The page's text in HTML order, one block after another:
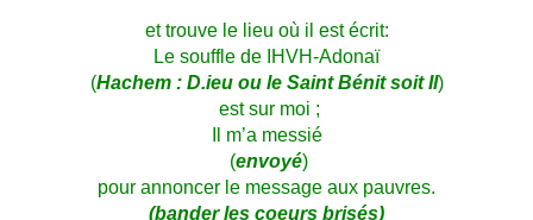
et trouve le lieu où il est écrit:
Le souffle de IHVH-Adonaï
(Hachem : D.ieu ou le Saint Bénit soit Il)
est sur moi ;
Il m’a messié
(envoyé)
pour annoncer le message aux pauvres.
(bander les coeurs brisés)